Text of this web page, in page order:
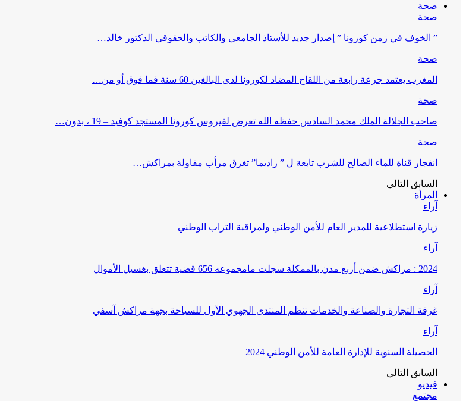
صحة
صحة
” الخوف في زمن كورونا ” إصدار جديد للأستاذ الجامعي والكاتب والحقوقي الدكتور خالد…
صحة
المغرب يعتمد جرعة رابعة من اللقاح المضاد لكورونا لدى البالغين 60 سنة فما فوق أو من…
صحة
صاحب الجلالة الملك محمد السادس حفظه الله تعرض لفيروس كورونا المستجد كوفيد – 19 ، بدون…
صحة
انفجار قناة للماء الصالح للشرب تابعة ل ” راديما” تغرق مرأب مقاولة بمراكش…
السابق التالي
المرأة
آراء
زيارة استطلاعية للمدير العام للأمن الوطني ولمراقبة التراب الوطني
آراء
2024 : مراكش ضمن أربع مدن بالممكلة سجلت مامجموعه 656 قضية تتعلق بغسيل الأموال
آراء
غرفة التجارة والصناعة والخدمات تنظم المنتدى الجهوي الأول للسياحة بجهة مراكش آسفي
آراء
الحصيلة السنوية للإدارة العامة للأمن الوطني 2024
السابق التالي
فيديو
مجتمع